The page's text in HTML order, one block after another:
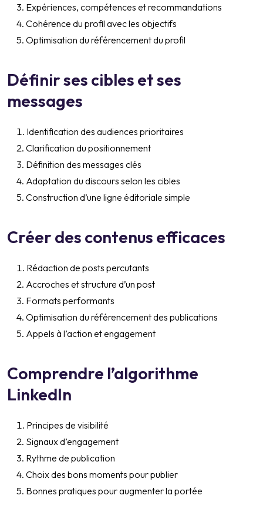
Expériences, compétences et recommandations
Cohérence du profil avec les objectifs
Optimisation du référencement du profil
Définir ses cibles et ses
messages
Identification des audiences prioritaires
Clarification du positionnement
Définition des messages clés
Adaptation du discours selon les cibles
Construction d’une ligne éditoriale simple
Créer des contenus efficaces
Rédaction de posts percutants
Accroches et structure d’un post
Formats performants
Optimisation du référencement des publications
Appels à l’action et engagement
Comprendre l’algorithme
LinkedIn
Principes de visibilité
Signaux d’engagement
Rythme de publication
Choix des bons moments pour publier
Bonnes pratiques pour augmenter la portée